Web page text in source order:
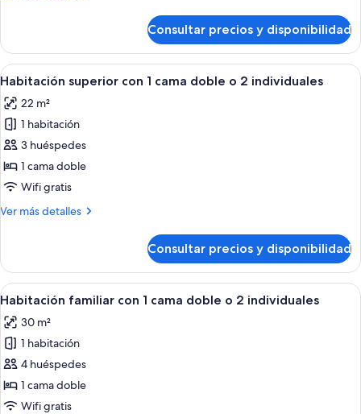
cama
doble
o
2
individuales
estándar
con
1
doble
o
individuales
Consultar precios y disponibilidad
Abrir
todas
las
fotos
de
Habitación
superior
1
o
2
individuales
Una habitación de hotel con cama,
5
Habitación superior con 1 cama doble o 2 individuales
22 m²
1 habitación
3 huéspedes
1 cama doble
Wifi gratis
Ver más detalles
Más
superior
con
1
doble
o
individuales
Consultar precios y disponibilidad
Abrir
todas
las
fotos
de
Habitación
familiar
Habitación de hotel con una cama
6
Habitación familiar con 1 cama doble o 2 individuales
30 m²
1 habitación
4 huéspedes
1 cama doble
Wifi gratis